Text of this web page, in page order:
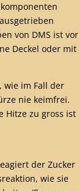
von DMS ist vor
Deckel oder mit
wie im Fall der
nie keimfrei.
Hitze zu gross ist
der Zucker
wie sie